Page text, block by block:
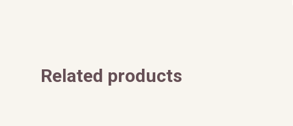
Related products